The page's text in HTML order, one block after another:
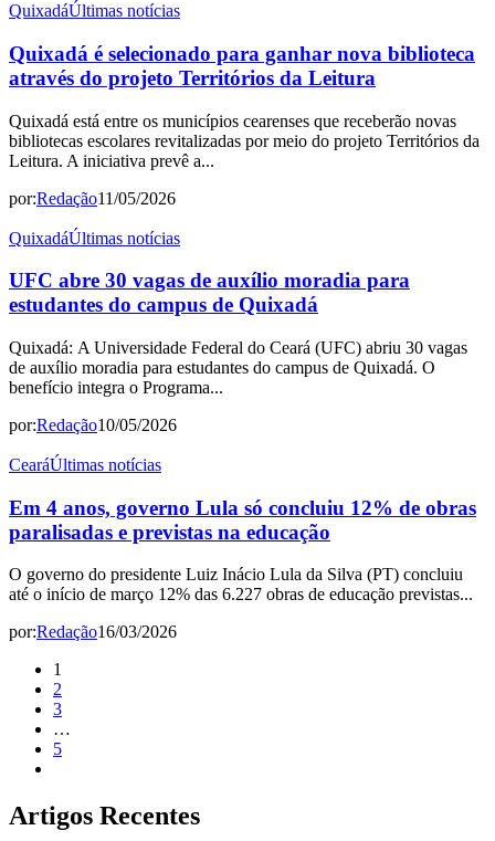
QuixadáÚltimas notícias
Quixadá é selecionado para ganhar nova biblioteca
através do projeto Territórios da Leitura
Quixadá está entre os municípios cearenses que receberão novas
bibliotecas escolares revitalizadas por meio do projeto Territórios da
Leitura. A iniciativa prevê a...
por:Redação11/05/2026
QuixadáÚltimas notícias
UFC abre 30 vagas de auxílio moradia para
estudantes do campus de Quixadá
Quixadá: A Universidade Federal do Ceará (UFC) abriu 30 vagas
de auxílio moradia para estudantes do campus de Quixadá. O
benefício integra o Programa...
por:Redação10/05/2026
CearáÚltimas notícias
Em 4 anos, governo Lula só concluiu 12% de obras
paralisadas e previstas na educação
O governo do presidente Luiz Inácio Lula da Silva (PT) concluiu
até o início de março 12% das 6.227 obras de educação previstas...
por:Redação16/03/2026
1
2
3
…
5
Artigos Recentes